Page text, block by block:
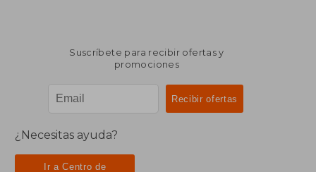
Suscríbete para recibir ofertas y
promociones
¿Necesitas ayuda?
Ir a Centro de